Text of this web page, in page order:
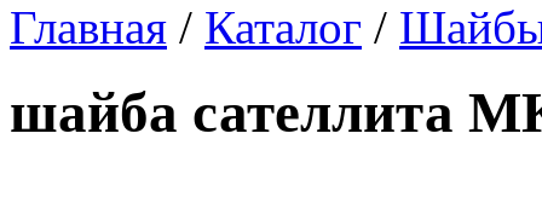
Главная / Каталог /
шайба сателлита